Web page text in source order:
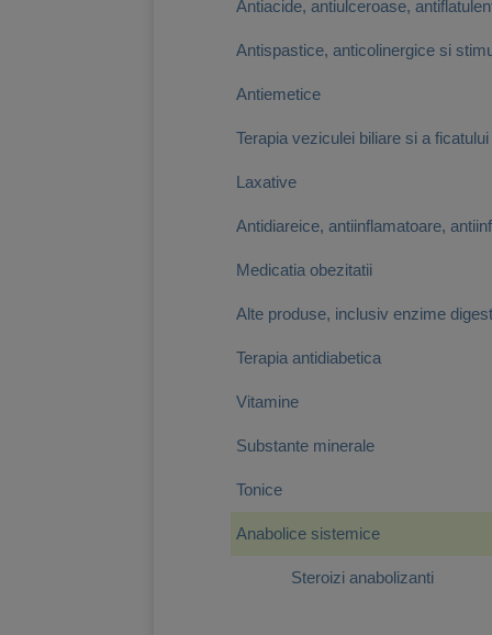
Antiacide, antiulceroase,
Antispastice, anticolinergice si
Antiemetice
Terapia veziculei biliare si a ficatului
Laxative
Antidiareice, antiinflamatoare,
Medicatia obezitatii
Alte produse, inclusiv enzime
Terapia antidiabetica
Vitamine
Substante minerale
Tonice
Anabolice sistemice
Steroizi anabolizanti